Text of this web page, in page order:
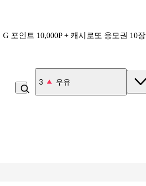
G 포인트 10,000P + 캐시로또 응모권 10장
4 미숫가루